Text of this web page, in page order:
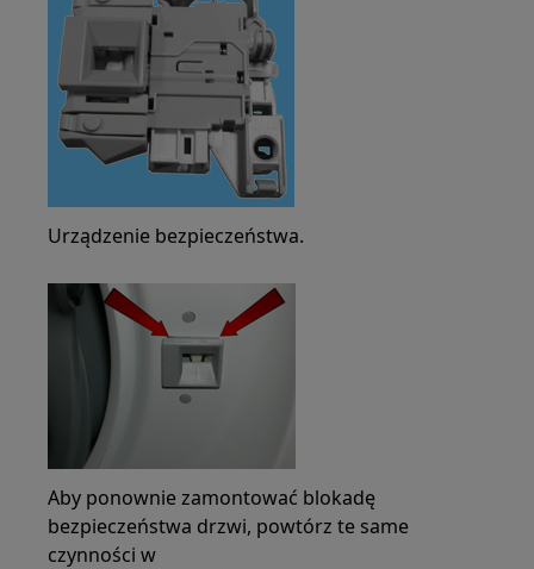
Urządzenie bezpieczeństwa.
Aby ponownie zamontować blokadę
bezpieczeństwa drzwi, powtórz te same
czynności w